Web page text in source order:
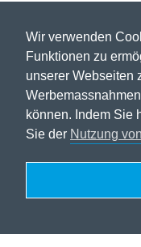
Wir verwenden
Funktionen zu
unserer Webseiten
können. Indem Sie
Sie der Nutzung